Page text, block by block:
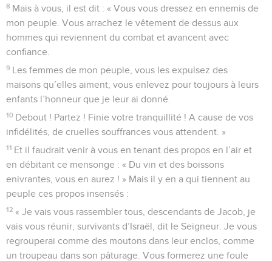
8 Mais à vous, il est dit : « Vous vous dressez en ennemis de
mon peuple. Vous arrachez le vêtement de dessus aux
hommes qui reviennent du combat et avancent avec
confiance.
9 Les femmes de mon peuple, vous les expulsez des
maisons qu’elles aiment, vous enlevez pour toujours à leurs
enfants l’honneur que je leur ai donné.
10 Debout ! Partez ! Finie votre tranquillité ! A cause de vos
infidélités, de cruelles souffrances vous attendent. »
11 Et il faudrait venir à vous en tenant des propos en l’air et
en débitant ce mensonge : « Du vin et des boissons
enivrantes, vous en aurez ! » Mais il y en a qui tiennent au
peuple ces propos insensés :
12 « Je vais vous rassembler tous, descendants de Jacob, je
vais vous réunir, survivants d’Israël, dit le Seigneur. Je vous
regrouperai comme des moutons dans leur enclos, comme
un troupeau dans son pâturage. Vous formerez une foule